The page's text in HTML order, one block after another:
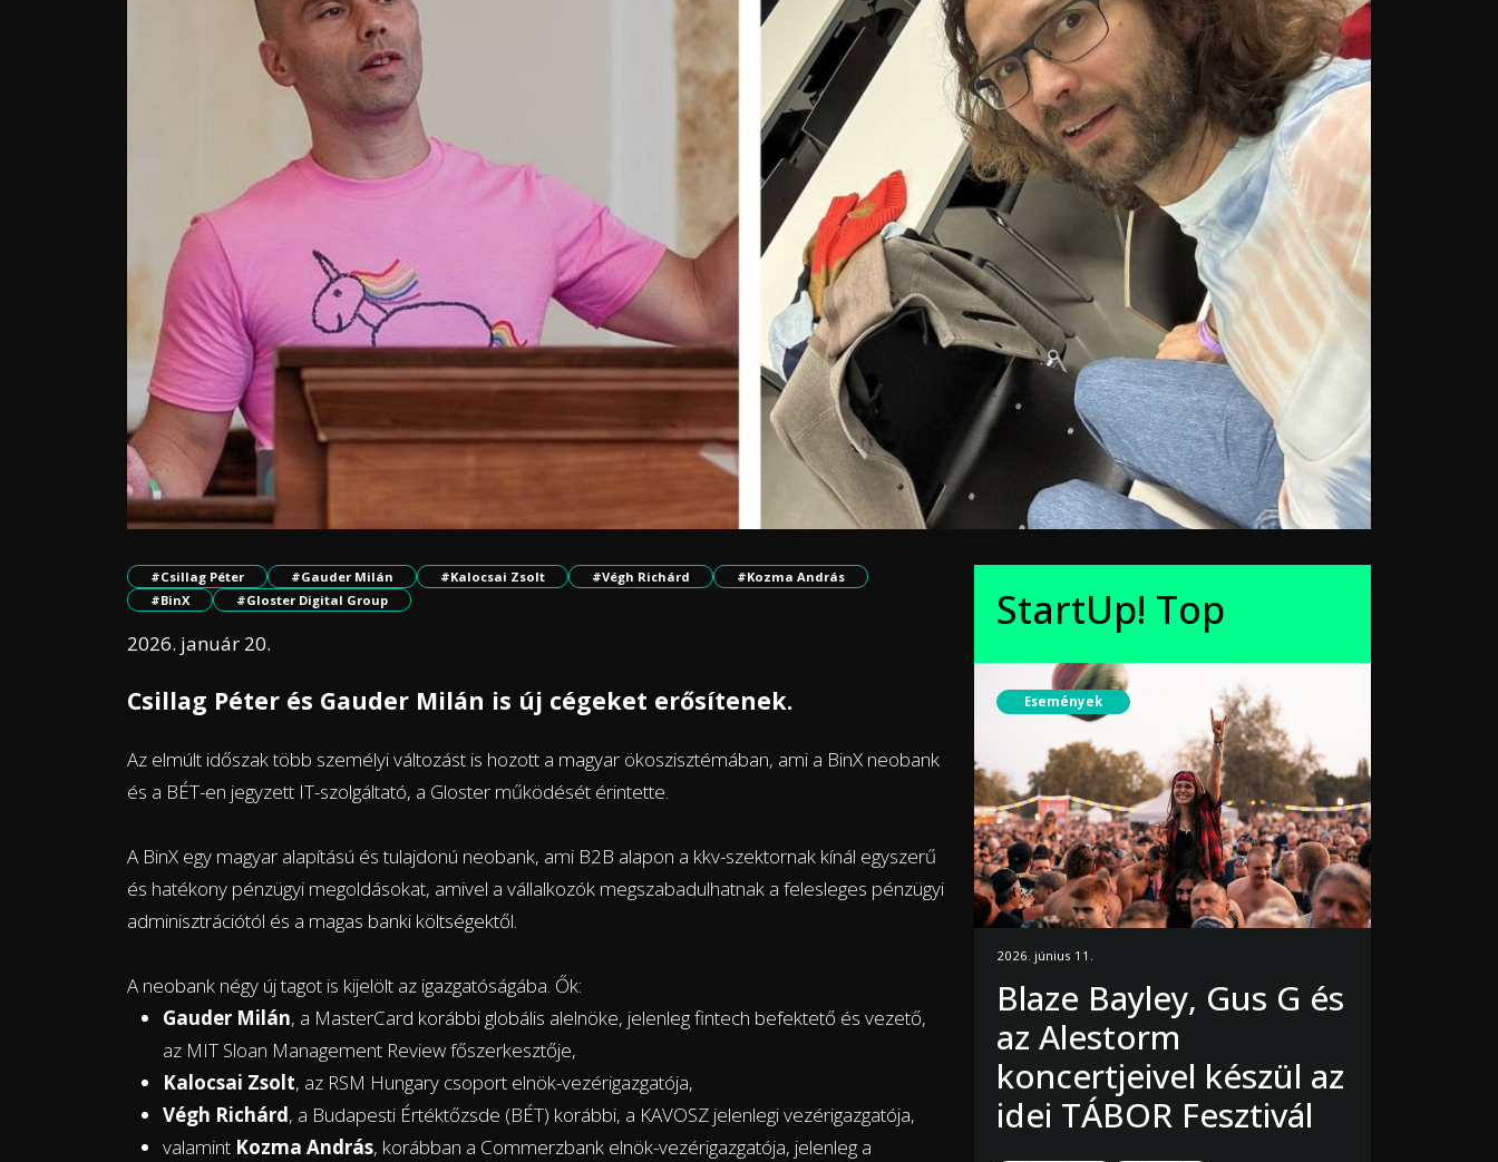
#Csillag Péter #Gauder Milán #Kalocsai Zsolt #Végh Richárd
#Kozma András
#BinX
#Gloster Digital Group
2026. január 20.
Csillag Péter és Gauder Milán is új cégeket erősítenek.
Az elmúlt időszak több személyi változást is hozott a magyar ökoszisztémában, ami a BinX neobank
és a BÉT-en jegyzett IT-szolgáltató, a Gloster működését érintette.
A BinX egy magyar alapítású és tulajdonú neobank, ami B2B alapon a kkv-szektornak kínál egyszerű
és hatékony pénzügyi megoldásokat, amivel a vállalkozók megszabadulhatnak a felesleges pénzügyi
adminisztrációtól és a magas banki költségektől.
A neobank négy új tagot is kijelölt az igazgatóságába. Ők:
Gauder Milán, a MasterCard korábbi globális alelnöke, jelenleg fintech befektető és vezető,
az MIT Sloan Management Review főszerkesztője,
Kalocsai Zsolt, az RSM Hungary csoport elnök-vezérigazgatója,
Végh Richárd, a Budapesti Értéktőzsde (BÉT) korábbi, a KAVOSZ jelenlegi vezérigazgatója,
valamint Kozma András, korábban a Commerzbank elnök-vezérigazgatója, jelenleg a
StartUp! Top
Események
2026. június 11.
Blaze Bayley, Gus G és
az Alestorm
koncertjeivel készül az
idei TÁBOR Fesztivál